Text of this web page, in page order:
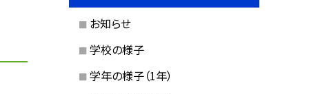
お知らせ
学校の様子
学年の様子（1年）